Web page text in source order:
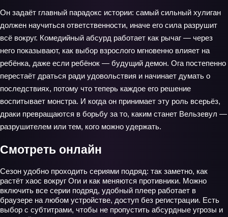
Он задаёт главный парадокс истории: самый сильный хулиган
должен научиться ответственности, иначе его сила разрушит
всё вокруг. Комедийный абсурд работает как рычаг — через
него показывают, как выбор взрослого мгновенно влияет на
ребёнка, даже если ребёнок — будущий демон. Ога постепенно
перестаёт драться ради удовольствия и начинает думать о
последствиях, потому что теперь каждое его решение
воспитывает монстра. И когда он принимает эту роль всерьёз,
драки превращаются в борьбу за то, каким станет Вельзевул —
разрушителем или тем, кого можно удержать.
Смотреть онлайн
Сезон удобно проходить сериями подряд: так заметно, как
растёт хаос вокруг Оги и как меняются противники. Можно
включить все серии подряд, удобный плеер работает в
браузере на любом устройстве, доступ без регистрации. Есть
выбор с субтитрами, чтобы не пропустить абсурдные угрозы и